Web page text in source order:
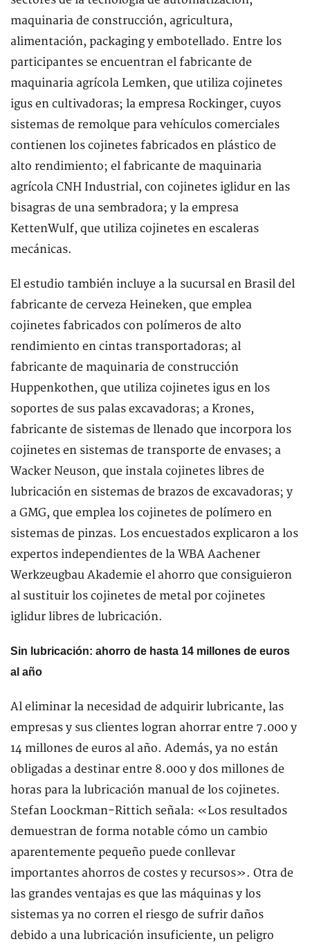
maquinaria de construcción, agricultura,
alimentación, packaging y embotellado. Entre los
participantes se encuentran el fabricante de
maquinaria agrícola Lemken, que utiliza cojinetes
igus en cultivadoras; la empresa Rockinger, cuyos
sistemas de remolque para vehículos comerciales
contienen los cojinetes fabricados en plástico de
alto rendimiento; el fabricante de maquinaria
agrícola CNH Industrial, con cojinetes iglidur en las
bisagras de una sembradora; y la empresa
KettenWulf, que utiliza cojinetes en escaleras
mecánicas.
El estudio también incluye a la sucursal en Brasil del
fabricante de cerveza Heineken, que emplea
cojinetes fabricados con polímeros de alto
rendimiento en cintas transportadoras; al
fabricante de maquinaria de construcción
Huppenkothen, que utiliza cojinetes igus en los
soportes de sus palas excavadoras; a Krones,
fabricante de sistemas de llenado que incorpora los
cojinetes en sistemas de transporte de envases; a
Wacker Neuson, que instala cojinetes libres de
lubricación en sistemas de brazos de excavadoras; y
a GMG, que emplea los cojinetes de polímero en
sistemas de pinzas. Los encuestados explicaron a los
expertos independientes de la WBA Aachener
Werkzeugbau Akademie el ahorro que consiguieron
al sustituir los cojinetes de metal por cojinetes
iglidur libres de lubricación.
Sin lubricación: ahorro de hasta 14 millones de euros
al año
Al eliminar la necesidad de adquirir lubricante, las
empresas y sus clientes logran ahorrar entre 7.000 y
14 millones de euros al año. Además, ya no están
obligadas a destinar entre 8.000 y dos millones de
horas para la lubricación manual de los cojinetes.
Stefan Loockman-Rittich señala: «Los resultados
demuestran de forma notable cómo un cambio
aparentemente pequeño puede conllevar
importantes ahorros de costes y recursos». Otra de
las grandes ventajas es que las máquinas y los
sistemas ya no corren el riesgo de sufrir daños
debido a una lubricación insuficiente, un peligro